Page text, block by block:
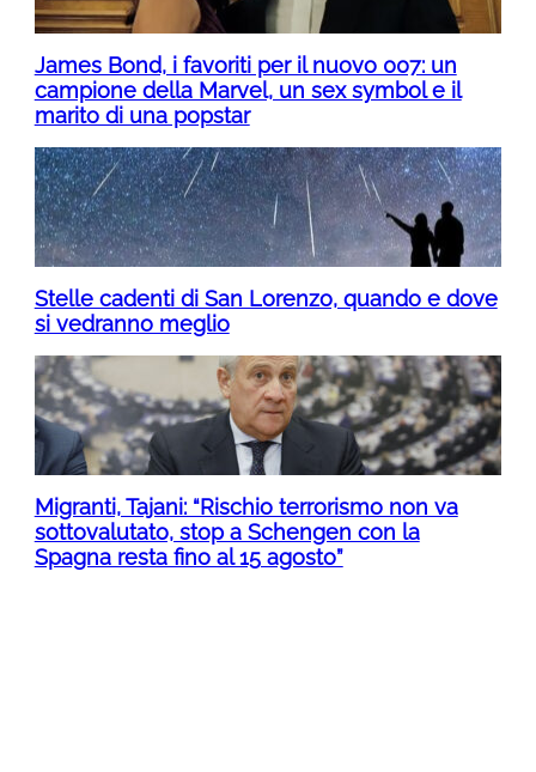
James Bond, i favoriti per il nuovo 007: un
campione della Marvel, un sex symbol e il
marito di una popstar
Stelle cadenti di San Lorenzo, quando e dove
si vedranno meglio
Migranti, Tajani: “Rischio terrorismo non va
sottovalutato, stop a Schengen con la
Spagna resta fino al 15 agosto”